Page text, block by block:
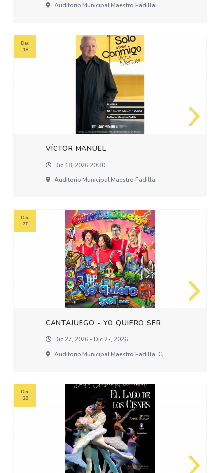
Auditorio Municipal Maestro Padilla.
VÍCTOR MANUEL
Dic 18, 2026 20:30
Auditorio Municipal Maestro Padilla.
Dec
18
CANTAJUEGO - YO QUIERO SER
Dic 27, 2026 - Dic 27, 2026
Auditorio Municipal Maestro Padilla. Cj
Dec
27
Dec
28